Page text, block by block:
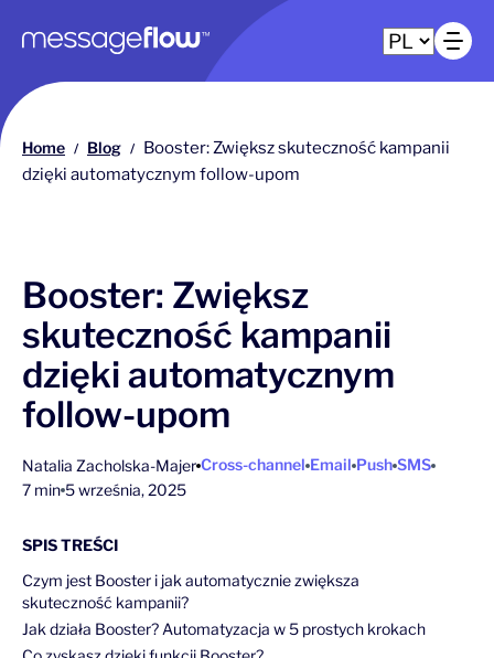
Główna nawigacja
Home / Blog / Booster: Zwiększ skuteczność kampanii
dzięki automatycznym follow-upom
Booster: Zwiększ
skuteczność kampanii
dzięki automatycznym
follow-upom
Natalia Zacholska-Majer Cross-channel Email Push SMS
7 min 5 września, 2025
SPIS TREŚCI
Czym jest Booster i jak automatycznie zwiększa
skuteczność kampanii?
Jak działa Booster? Automatyzacja w 5 prostych krokach